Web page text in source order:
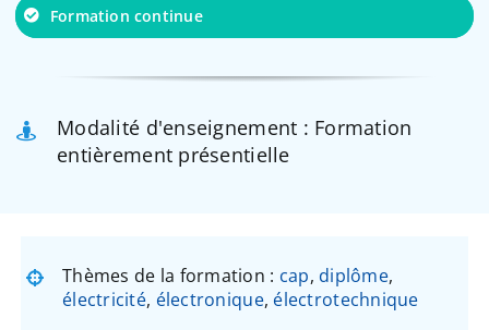
Formation continue
Modalité d'enseignement : Formation
entièrement présentielle
Thèmes de la formation : cap, diplôme,
électricité, électronique, électrotechnique